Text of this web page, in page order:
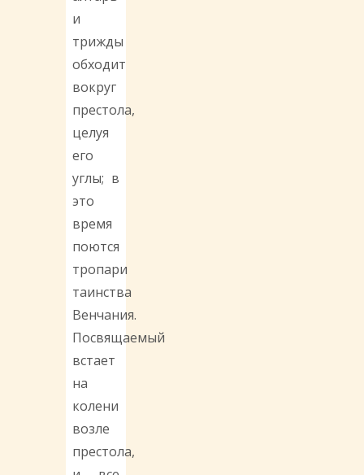
и
трижды
обходит
вокруг
престола,
целуя
его
углы; в
это
время
поются
тропари
таинства
Венчания.
Посвящаемый
встает
на
колени
возле
престола,